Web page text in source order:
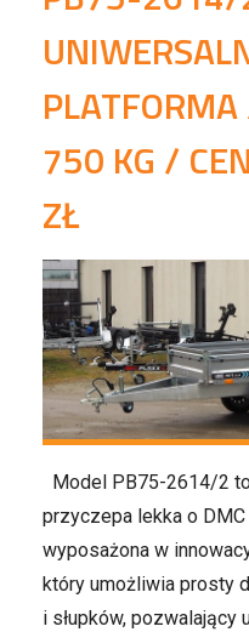
750 KG /
ZŁ
Model PB75-2614/2
przyczepa lekka o
wyposażona w
który umożliwia prosty
i słupków, pozwalający